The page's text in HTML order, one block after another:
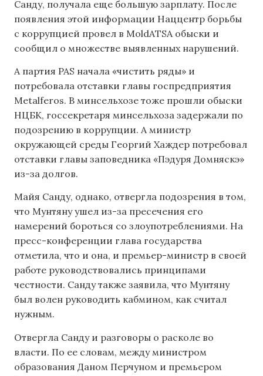
Санду, получала еще большую зарплату. После
появления этой информации Наццентр борьбы
с коррупцией провел в MoldATSA обыски и
сообщил о множестве выявленных нарушений.
А партия PAS начала «чистить ряды» и
потребовала отставки главы госпредприятия
Metalferos. В минсельхозе тоже прошли обыски
НЦБК, госсекретаря минсельхоза задержали по
подозрению в коррупции. А министр
окружающей среды Георгий Хаждер потребовал
отставки главы заповедника «Пэдуря Домняскэ»
из-за долгов.
Майя Санду, однако, отвергла подозрения в том,
что Мунтяну ушел из-за пресечения его
намерений бороться со злоупотреблениями. На
пресс-конференции глава государства
отметила, что и она, и премьер-министр в своей
работе руководствовались принципами
честности. Санду также заявила, что Мунтяну
был волен руководить кабмином, как считал
нужным.
Отвергла Санду и разговоры о расколе во
власти. По ее словам, между министром
образования Даном Перчуном и премьером